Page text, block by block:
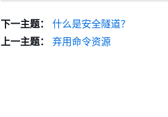
下一主题：
什么是安全隧道？
上一主题：
弃用命令资源